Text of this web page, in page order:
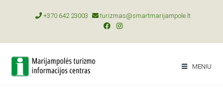
+370 642 23003 turizmas@smartmarijampole.lt
MENIU